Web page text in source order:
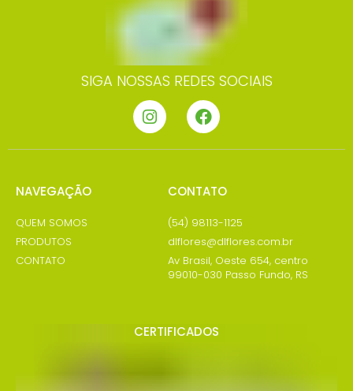
SIGA NOSSAS REDES SOCIAIS
NAVEGAÇÃO
QUEM SOMOS
PRODUTOS
CONTATO
CONTATO
(54) 98113-1125
dlflores@dlflores.com.br
Av Brasil, Oeste 654, centro
99010-030 Passo Fundo, RS
CERTIFICADOS